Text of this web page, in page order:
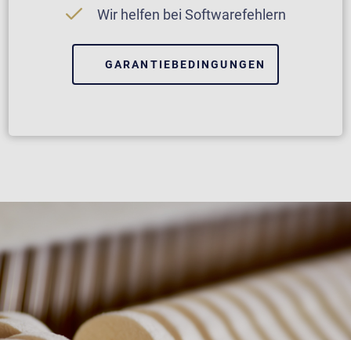
Wir helfen bei Softwarefehlern
GARANTIEBEDINGUNGEN